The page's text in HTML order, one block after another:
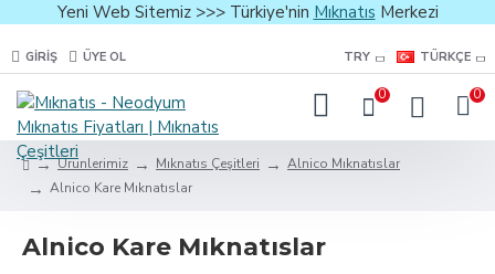
Yeni Web Sitemiz >>> Türkiye'nin Mıknatıs Merkezi
GIRIŞ ÜYE OL TRY TÜRKÇE
0 0
Ürünlerimiz Mıknatıs Çeşitleri
Alnico Mıknatıslar
Alnico Kare Mıknatıslar
Alnico Kare Mıknatıslar